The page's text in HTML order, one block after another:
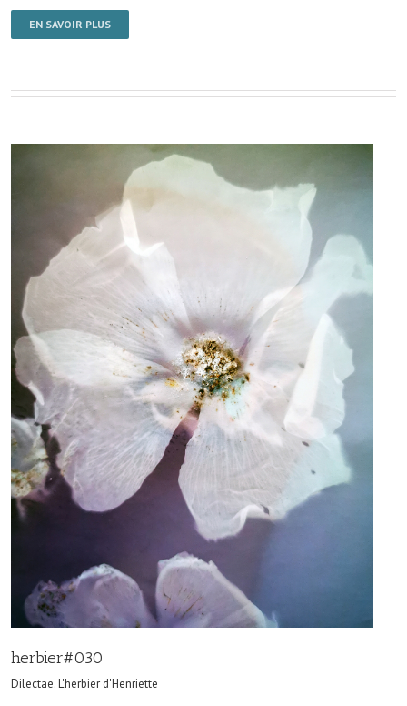
EN SAVOIR PLUS
herbier#030
Dilectae. L'herbier d'Henriette